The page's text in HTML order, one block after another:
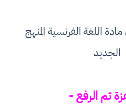
اللغة الفرنسية المنهج
الجديد
تم الرفع -